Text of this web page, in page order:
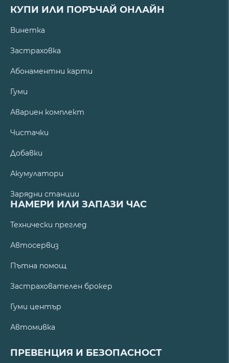
КУПИ ИЛИ ПОРЪЧАЙ ОНЛАЙН
Винетка
Застраховка
Абонаментни карти
Гуми
Авариен комплект
Чистачки
Добавки
Акумулатори
Зарядни станции
НАМЕРИ ИЛИ ЗАПАЗИ ЧАС
Технически преглед
Автосервиз
Пътна помощ
Застрахователен брокер
Гуми център
Автомивка
ПРЕВЕНЦИЯ И БЕЗОПАСНОСТ